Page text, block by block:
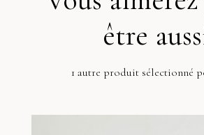
être
1 autre produit sélectionné